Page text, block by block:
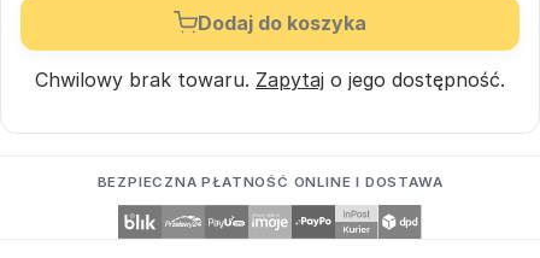
Dodaj do koszyka
Chwilowy brak towaru. Zapytaj o jego dostępność.
BEZPIECZNA PŁATNOŚĆ ONLINE I DOSTAWA